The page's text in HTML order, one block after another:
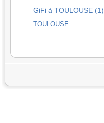
GiFi à TOULOUSE (1)
TOULOUSE